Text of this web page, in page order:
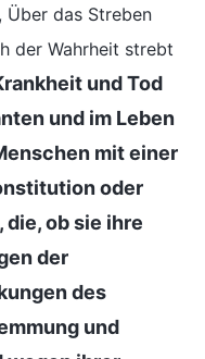
Über das Streben
der Wahrheit strebt
und Tod
und im Leben
mit einer
oder
ob sie ihre
der
des
und